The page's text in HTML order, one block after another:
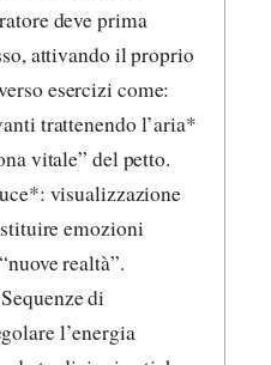
deve prima
attivando il proprio
esercizi come:
trattenendo l’aria*
vitale” del petto.
visualizzazione
emozioni
realtà”.
di
l’energia